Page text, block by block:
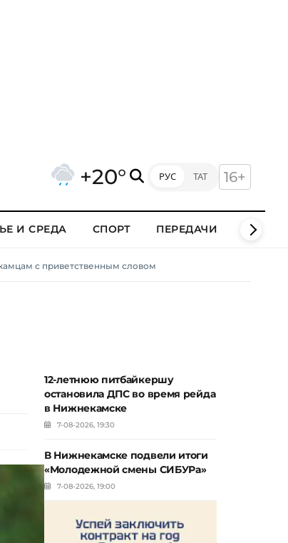
+20° РУС ТАТ 16+
И СРЕДА СПОРТ ПЕРЕДАЧИ КЛИПЫ
с приветственным словом
12-летнюю питбайкершу
остановила ДПС во время рейда
в Нижнекамске
7-08-2026, 19:30
В Нижнекамске подвели итоги
«Молодежной смены СИБУРа»
7-08-2026, 19:00